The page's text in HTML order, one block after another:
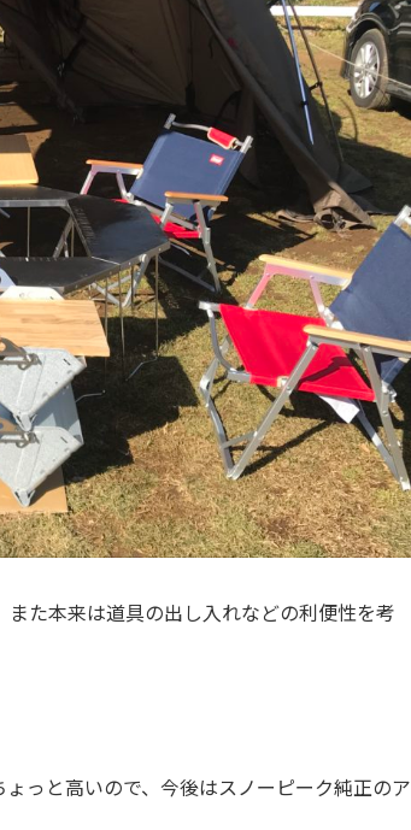
た本来は道具の出し入れなどの利便性を考
っと高いので、今後はスノーピーク純正のア